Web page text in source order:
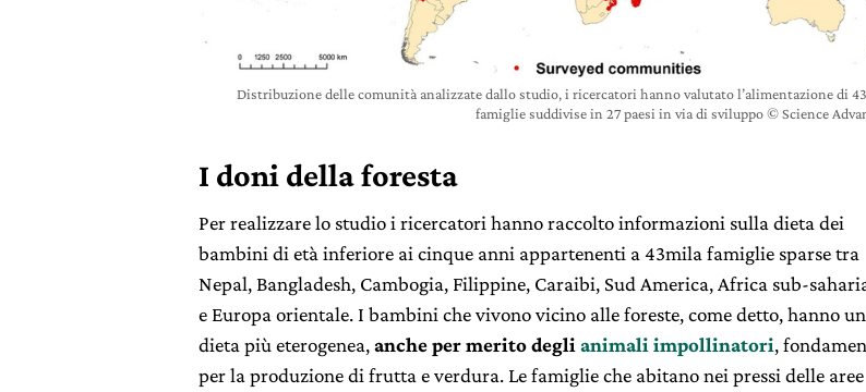
Distribuzione delle comunità analizzate dallo studio, i ricercatori hanno valutato l’alimentazione di
famiglie suddivise in 27 paesi in via di sviluppo © Science
I doni della foresta
Per realizzare lo studio i ricercatori hanno raccolto informazioni sulla dieta dei
bambini di età inferiore ai cinque anni appartenenti a 43mila famiglie sparse tra
Nepal, Bangladesh, Cambogia, Filippine, Caraibi, Sud America, Africa sub-
e Europa orientale. I bambini che vivono vicino alle foreste, come detto, hanno
dieta più eterogenea,anche per merito degli animali impollinatori,
per la produzione di frutta e verdura. Le famiglie che abitano nei pressi delle aree